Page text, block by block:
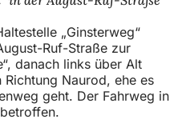
„Ginsterweg“
Ruf-Straße zur
danach links über Alt
Naurod, ehe es
geht. Der Fahrweg in